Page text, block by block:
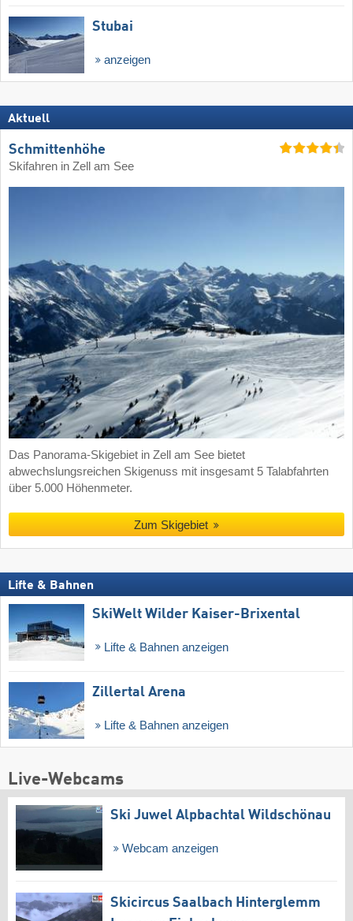
Stubai
anzeigen
Aktuell
Schmittenhöhe
Skifahren in Zell am See
Das Panorama-Skigebiet in Zell am See bietet
abwechslungsreichen Skigenuss mit insgesamt 5 Talabfahrten
über 5.000 Höhenmeter.
Zum Skigebiet
Lifte & Bahnen
SkiWelt Wilder Kaiser-Brixental
Lifte & Bahnen anzeigen
Zillertal Arena
Lifte & Bahnen anzeigen
Live-Webcams
Ski Juwel Alpbachtal Wildschönau
Webcam anzeigen
Skicircus Saalbach Hinterglemm